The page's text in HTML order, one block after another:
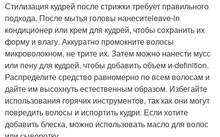
Стилизация кудрей после стрижки требует правильного
подхода. После мытья головы нанеситеleave-in
кондиционер или крем для кудрей, чтобы сохранить их
форму и влагу. Аккуратно промокните волосы
микроволокном, не трите их. Затем можно нанести мусс
или пену для кудрей, чтобы добавить объем и-definition.
Распределите средство равномерно по всем волосам и
дайте им высохнуть естественным образом. Избегайте
использования горячих инструментов, так как они могут
повредить волосы и испортить кудри. Если хотите
добавить блеска, можно использовать масло для волос